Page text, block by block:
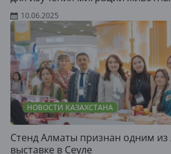
10.06.2025
НОВОСТИ КАЗАХСТАНА
Стенд Алматы признан одним
выставке в Сеуле